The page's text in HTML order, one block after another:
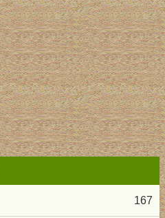
167